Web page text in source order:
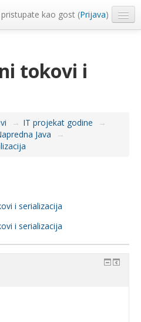
kao gost (Prijava)
tokovi i
→ IT projekat godine
→
Java
→
i serializacija
i serializacija